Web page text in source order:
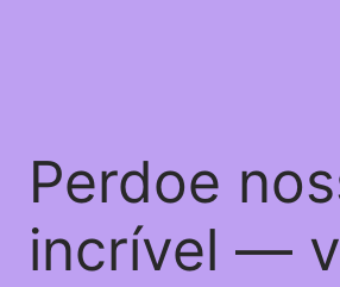
Perdoe
incrível —